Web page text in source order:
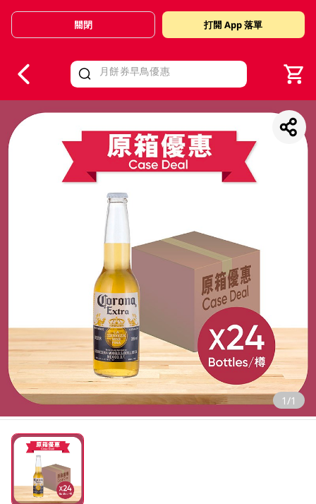
Valid Until 30 June 2026
關閉 打開 App 落單
1/1